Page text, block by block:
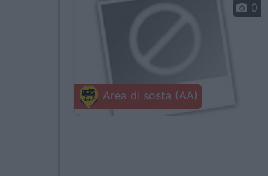
Area di sosta (AA)
0